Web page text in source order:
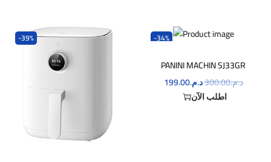
-39% -34%
PANINI MACHIN SJ33GR
د.م.300.00د.م.199.00
اطلب الآن